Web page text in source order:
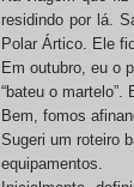
residindo por lá.
Polar Ártico. Ele
Em outubro, eu o
“bateu o martelo”.
Bem, fomos
Sugeri um roteiro
equipamentos.